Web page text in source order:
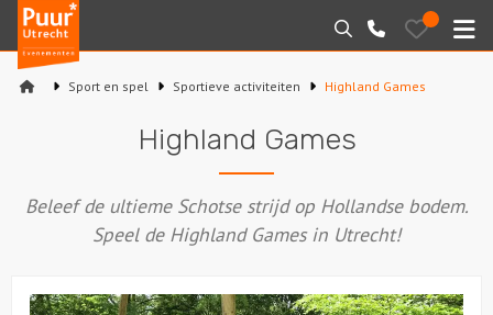
Puur*
Utrecht
bedrijfsuitjes
Zoeken
030-
2145099
Bewaarde
uitjes
Varen
Sport en spel Sportieve activiteiten Highland Games
Highland Games
Beleef de ultieme Schotse strijd op Hollandse bodem.
Speel de Highland Games in Utrecht!